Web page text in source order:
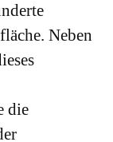
Neben
die